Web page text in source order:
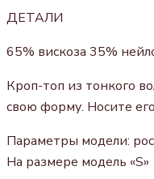
ТОП
ДЕТАЛИ
65% вискоза 35%
Кроп-топ из тонкого
свою форму. Носите
Параметры модели:
На размере модель «S»